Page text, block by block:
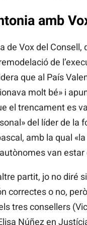
amb
de Vox del Consell,
de
que al País
molt bé» i
el trencament es
del líder de la
amb la qual
van estar
partit, jo no diré
correctes o no,
tres consellers
Núñez en